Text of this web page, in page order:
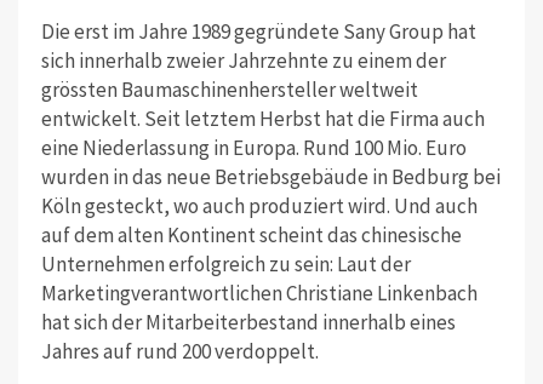
Die erst im Jahre 1989 gegründete Sany Group hat
sich innerhalb zweier Jahrzehnte zu einem der
grössten Baumaschinenhersteller weltweit
entwickelt. Seit letztem Herbst hat die Firma auch
eine Niederlassung in Europa. Rund 100 Mio. Euro
wurden in das neue Betriebsgebäude in Bedburg bei
Köln gesteckt, wo auch produziert wird. Und auch
auf dem alten Kontinent scheint das chinesische
Unternehmen erfolgreich zu sein: Laut der
Marketingverantwortlichen Christiane Linkenbach
hat sich der Mitarbeiterbestand innerhalb eines
Jahres auf rund 200 verdoppelt.